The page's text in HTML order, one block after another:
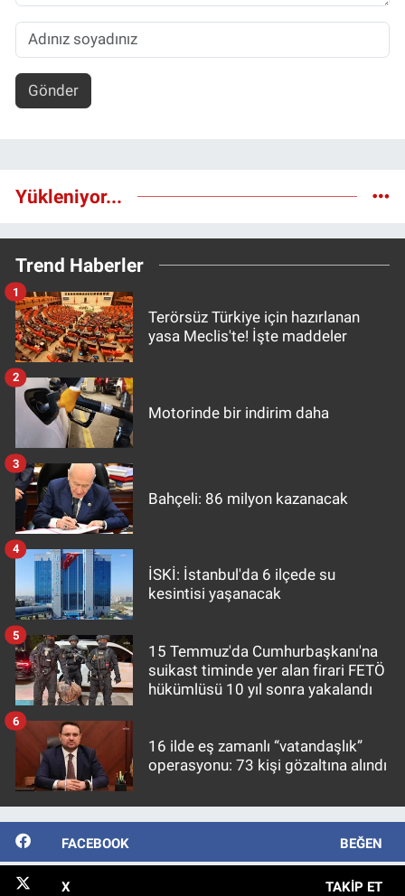
Gönder
Yükleniyor...
Trend Haberler
Terörsüz Türkiye için hazırlanan
yasa Meclis'te! İşte maddeler
1
Motorinde bir indirim daha
2
Bahçeli: 86 milyon kazanacak
3
İSKİ: İstanbul'da 6 ilçede su
kesintisi yaşanacak
4
15 Temmuz'da Cumhurbaşkanı'na
suikast timinde yer alan firari FETÖ
hükümlüsü 10 yıl sonra yakalandı
5
16 ilde eş zamanlı “vatandaşlık”
operasyonu: 73 kişi gözaltına alındı
6
FACEBOOK BEĞEN
X TAKIP ET